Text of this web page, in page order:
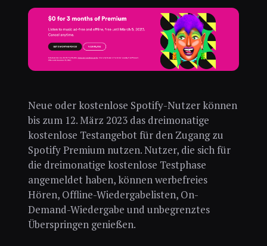
Neue oder kostenlose Spotify-Nutzer können
bis zum 12. März 2023 das dreimonatige
kostenlose Testangebot für den Zugang zu
Spotify Premium nutzen. Nutzer, die sich für
die dreimonatige kostenlose Testphase
angemeldet haben, können werbefreies
Hören, Offline-Wiedergabelisten, On-
Demand-Wiedergabe und unbegrenztes
Überspringen genießen.